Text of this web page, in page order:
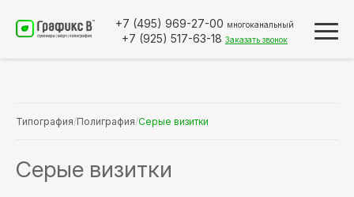
+7 (495) 969-27-00 многоканальный
+7 (925) 517-63-18 Заказать звонок
Типография/Полиграфия/Серые визитки
Серые визитки